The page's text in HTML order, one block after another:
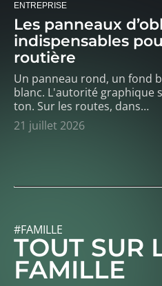
ENTREPRISE
Les panneaux
indispensables
routière
Un panneau rond, un fond
blanc. L'autorité graphique
ton. Sur les routes, dans…
21 juillet 2026
#FAMILLE
TOUT SUR
FAMILLE